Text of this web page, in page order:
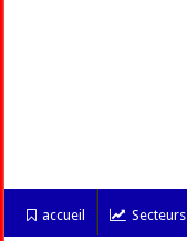
accueil Secteurs